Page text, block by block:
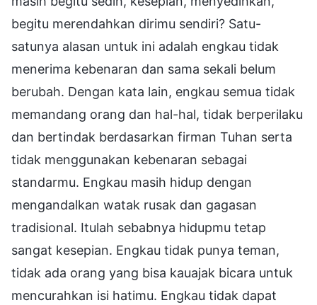
begitu merendahkan dirimu sendiri? Satu-
satunya alasan untuk ini adalah engkau tidak
menerima kebenaran dan sama sekali belum
berubah. Dengan kata lain, engkau semua tidak
memandang orang dan hal-hal, tidak berperilaku
dan bertindak berdasarkan firman Tuhan serta
tidak menggunakan kebenaran sebagai
standarmu. Engkau masih hidup dengan
mengandalkan watak rusak dan gagasan
tradisional. Itulah sebabnya hidupmu tetap
sangat kesepian. Engkau tidak punya teman,
tidak ada orang yang bisa kauajak bicara untuk
mencurahkan isi hatimu. Engkau tidak dapat